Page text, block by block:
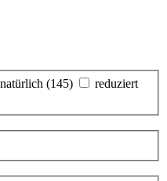
natürlich (145)
reduziert